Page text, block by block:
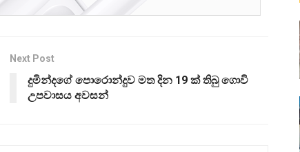
Next Post
දුමින්දගේ පොරොන්දුව මත දින 19 ක් තිබු ගොවි
උපවාසය අවසන්